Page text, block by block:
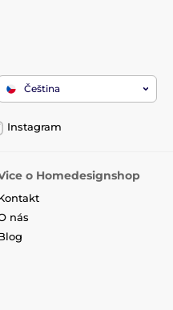
Čeština
Instagram
o Homedesignshop
nás